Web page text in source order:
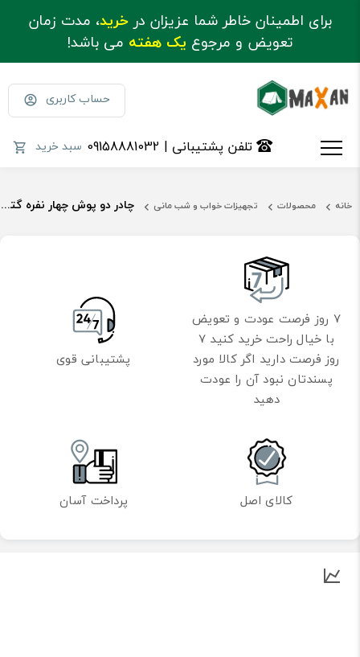
برای اطمینان خاطر شما عزیزان درخرید، مدت زمان
تعویض و مرجوع یک هفته می باشد!
حساب کاربری
سبد خرید تلفن پشتیبانی | 09158881032
خانه محصولات تجهیزات خواب و شب مانی چادر دو پوش چهار نفره گتر دار مدل دیسكاوری اسنوهاک کد SN-T5125
7 روز فرصت عودت و تعویض
با خیال راحت خرید کنید 7
روز فرصت دارید اگر کالا مورد
پسندتان نبود آن را عودت
دهید
پشتیبانی قوی
کالای اصل پرداخت آسان